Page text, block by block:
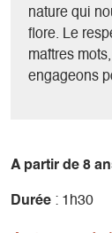
nature qui
flore. Le
maîtres
engageons
A partir de 8
Durée : 1h30